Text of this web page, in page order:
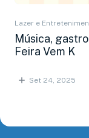
Lazer e
Música,
Feira Vem K
Set 24, 2025